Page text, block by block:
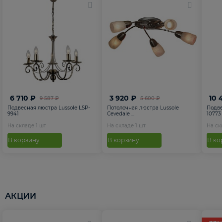
9 587 ₽
6 710 ₽
Подвесная люстра Lussole LSP-
9941
На складе 1 шт
В корзину
5 600 ₽
3 920 ₽
Потолочная люстра Lussole
Cevedale ...
На складе 1 шт
В корзину
10
10773
На
В
АКЦИИ